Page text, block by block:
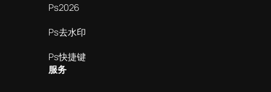
Ps2026
Ps去水印
Ps快捷键
服务